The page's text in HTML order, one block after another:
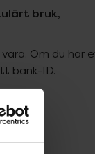
bruk,
Om du har
bank-ID.